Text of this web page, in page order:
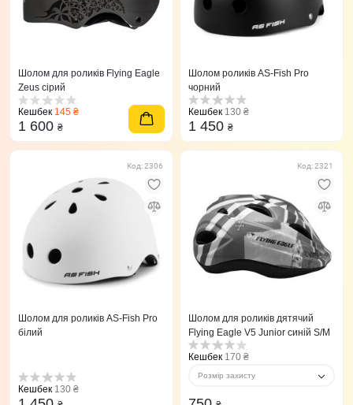
Шолом для роликів Flying Eagle
Zeus сірий
Кешбек 145 ₴
1 600 ₴
Шолом роликів AS-Fish Pro
чорний
Кешбек 130 ₴
1 450 ₴
Код: 2306
Шолом для роликів AS-Fish Pro
білий
Кешбек 130 ₴
Код: 2321
Шолом для роликів дятячий
Flying Eagle V5 Junior синій S/M
Кешбек 170 ₴
Розмір захисту